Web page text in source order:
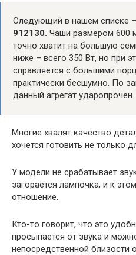
Следующий в нашем списке –
912130. Чаши размером 600
точно хватит на большую
ниже – всего 350 Вт, но при
справляется с большими
практически бесшумно. По
данный агрегат ударопрочен.
Многие хвалят качество
хочется готовить не только
У модели не срабатывает
загорается лампочка, и к
отношение.
Кто-то говорит, что это
просыпается от звука и
непосредственной близости